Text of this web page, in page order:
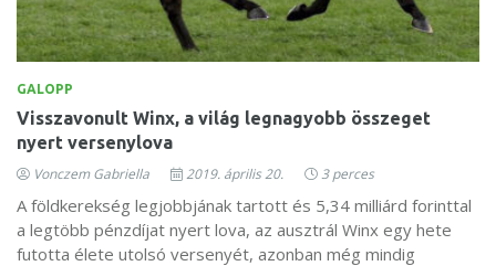
GALOPP
Visszavonult Winx, a világ legnagyobb összeget
nyert versenylova
Vonczem Gabriella 2019. április 20. 3 perces
A földkerekség legjobbjának tartott és 5,34 milliárd forinttal
a legtöbb pénzdíjat nyert lova, az ausztrál Winx egy hete
futotta élete utolsó versenyét, azonban még mindig